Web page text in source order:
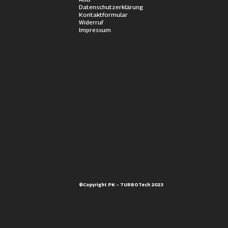
Datenschutzerklärung
Kontaktformular
Widerruf
Impressum
©Copyright PK – TURBOTech 2023